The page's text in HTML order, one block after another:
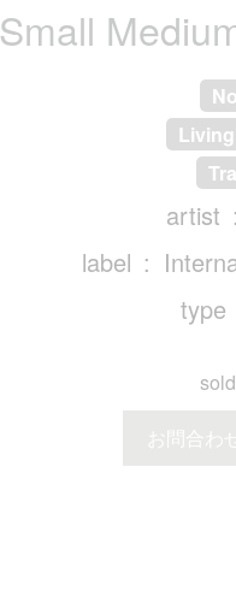
Small
artist
label
type
お問合